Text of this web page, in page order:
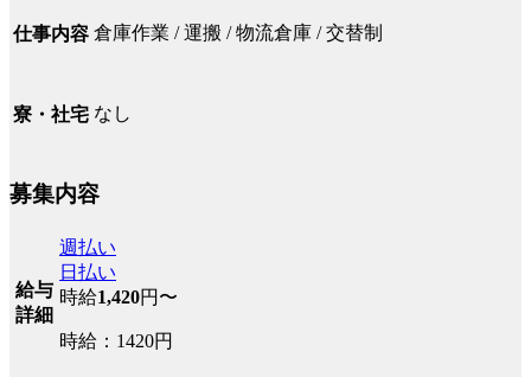
仕事内容 倉庫作業 / 運搬 / 物流倉庫 / 交替制
寮・社宅 なし
募集内容
給与
詳細
週払い
日払い
時給1,420円〜
時給：1420円